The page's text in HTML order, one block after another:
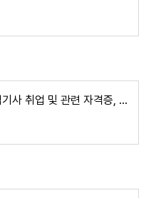
에너지관리산업기사 취업 및 관련 자격증, 시험일정 및 응시자격, 기출문제